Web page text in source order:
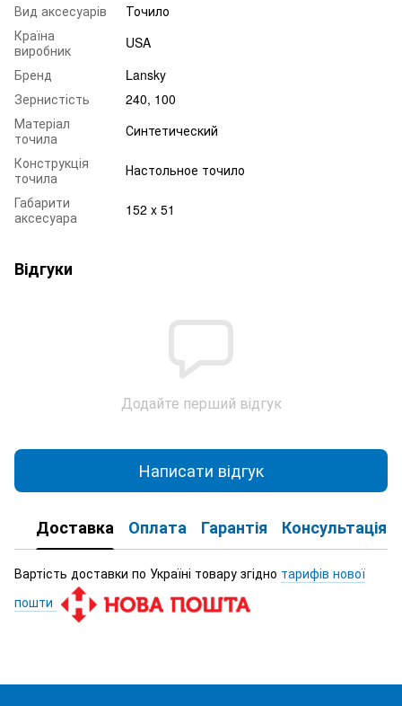
Вид аксесуарів
Точило
Країна
виробник
USA
Бренд
Lansky
Зернистість
240, 100
Матеріал
точила
Синтетический
Конструкція
точила
Настольное точило
Габарити
аксесуара
152 x 51
Відгуки
Додайте перший відгук
Написати відгук
Доставка Оплата Гарантія Консультація
Вартість доставки по Україні товару згідно тарифів нової
пошти